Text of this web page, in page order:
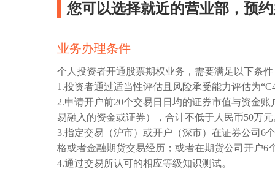
您可以选择就近的营业部，预
业务办理条件
个人投资者开通股票期权业务，需要满足以下条件
1.投资者通过适当性评估且风险承受能力评估为
2.申请开户前20个交易日日均的证券市值与资金
易融入的资金或证券），合计不低于人民币50万
3.指定交易（沪市）或开户（深市）在证券公司6
格或者金融期货交易经历；或者在期货公司开户6
4.通过交易所认可的相应等级知识测试。